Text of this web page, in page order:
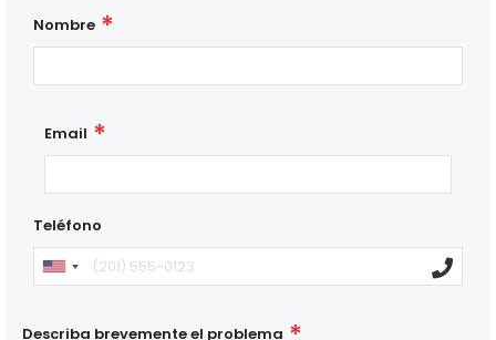
Nombre
Email
Teléfono
Describa brevemente el problema